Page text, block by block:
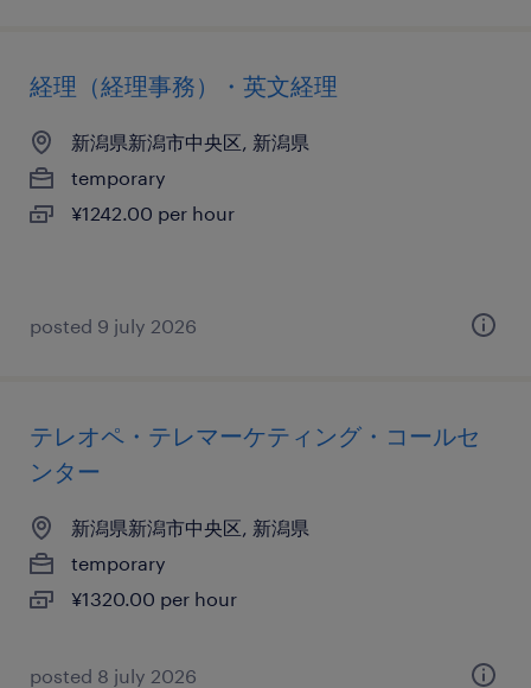
経理（経理事務）・英文経理
新潟県新潟市中央区, 新潟県
temporary
¥1242.00 per hour
posted 9 july 2026
テレオペ・テレマーケティング・コールセ
ンター
新潟県新潟市中央区, 新潟県
temporary
¥1320.00 per hour
posted 8 july 2026